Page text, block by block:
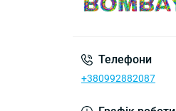
Телефони
+380992882087